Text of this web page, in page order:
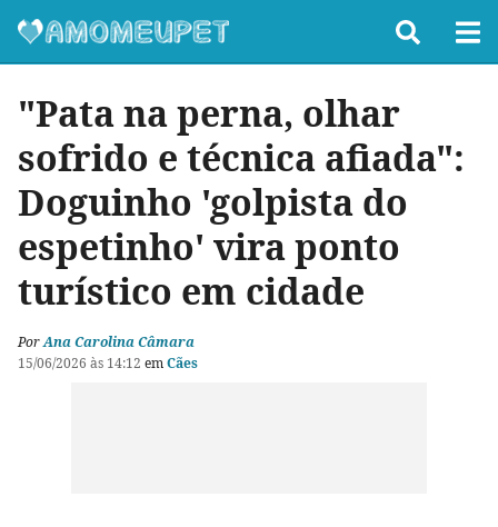
"Pata na perna, olhar
sofrido e técnica afiada":
Doguinho 'golpista do
espetinho' vira ponto
turístico em cidade
PorAna Carolina Câmara
15/06/2026 às 14:12 emCães